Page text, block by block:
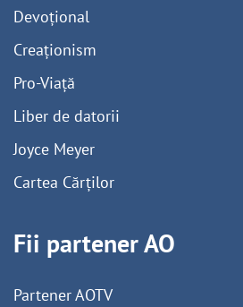
Devoțional
Creaționism
Pro-Viață
Liber de datorii
Joyce Meyer
Cartea Cărților
Fii partener AO
Partener AOTV